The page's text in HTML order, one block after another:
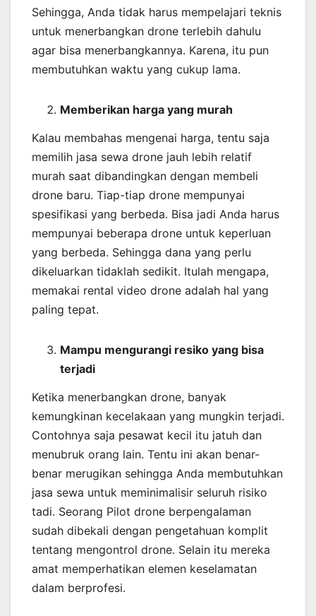
Sehingga, Anda tidak harus mempelajari teknis
untuk menerbangkan drone terlebih dahulu
agar bisa menerbangkannya. Karena, itu pun
membutuhkan waktu yang cukup lama.
Memberikan harga yang murah
Kalau membahas mengenai harga, tentu saja
memilih jasa sewa drone jauh lebih relatif
murah saat dibandingkan dengan membeli
drone baru. Tiap-tiap drone mempunyai
spesifikasi yang berbeda. Bisa jadi Anda harus
mempunyai beberapa drone untuk keperluan
yang berbeda. Sehingga dana yang perlu
dikeluarkan tidaklah sedikit. Itulah mengapa,
memakai rental video drone adalah hal yang
paling tepat.
Mampu mengurangi resiko yang bisa
terjadi
Ketika menerbangkan drone, banyak
kemungkinan kecelakaan yang mungkin terjadi.
Contohnya saja pesawat kecil itu jatuh dan
menubruk orang lain. Tentu ini akan benar-
benar merugikan sehingga Anda membutuhkan
jasa sewa untuk meminimalisir seluruh risiko
tadi. Seorang Pilot drone berpengalaman
sudah dibekali dengan pengetahuan komplit
tentang mengontrol drone. Selain itu mereka
amat memperhatikan elemen keselamatan
dalam berprofesi.